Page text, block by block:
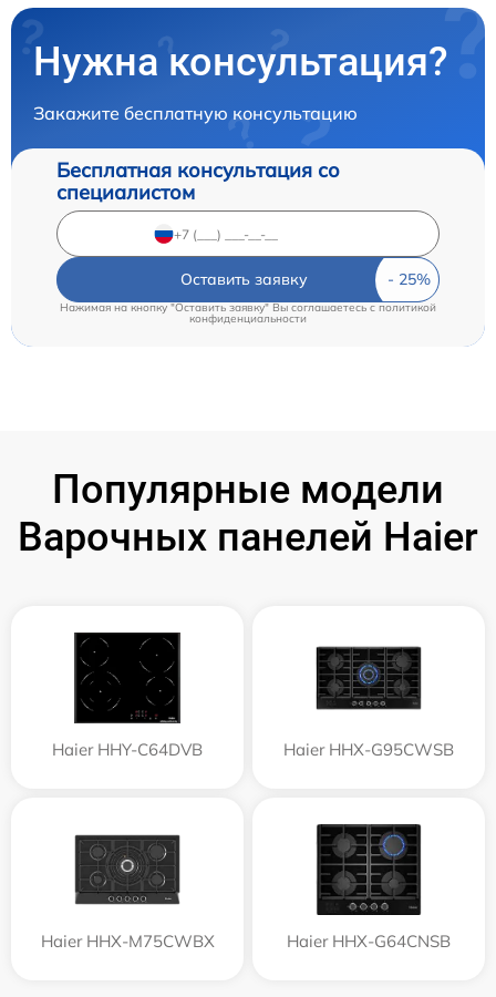
Нужна консультация?
Закажите бесплатную консультацию
Бесплатная консультация со
специалистом
Оставить заявку
Нажимая на кнопку "Оставить заявку" Вы соглашаетесь cполитикой
конфиденциальности
Популярные модели
Варочных панелей Haier
Haier HHY-C64DVB Haier HHX-G95CWSB
Haier HHX-M75CWBX Haier HHX-G64CNSB